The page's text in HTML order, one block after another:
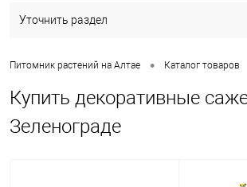
Уточнить раздел
Питомник растений на Алтае • Каталог товаров
Купить декоративные
Зеленограде